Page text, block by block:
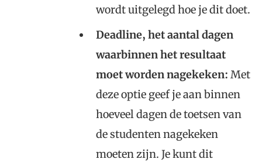
wordt uitgelegd hoe je dit doet.
Deadline, het aantal dagen
waarbinnen het resultaat
moet worden nagekeken: Met
deze optie geef je aan binnen
hoeveel dagen de toetsen van
de studenten nagekeken
moeten zijn. Je kunt dit